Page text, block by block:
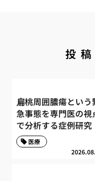
投
扁桃周囲膿瘍という
急事態を専門医の視
で分析する症例研究
医療